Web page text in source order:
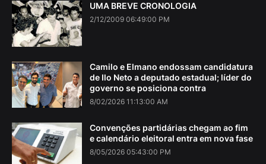
UMA BREVE CRONOLOGIA
2/12/2009 06:49:00 PM
Camilo e Elmano endossam candidatura
de Ilo Neto a deputado estadual; líder do
governo se posiciona contra
8/02/2026 11:13:00 AM
Convenções partidárias chegam ao fim
e calendário eleitoral entra em nova fase
8/05/2026 05:43:00 PM